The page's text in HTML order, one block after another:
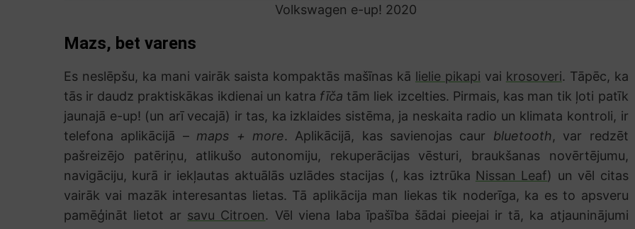
Volkswagen e-up! 2020
Mazs, bet varens
Es neslēpšu, ka mani vairāk saista kompaktās mašīnas kā lielie pikapi vai krosoveri. Tāpēc, ka
tās ir daudz praktiskākas ikdienai un katra fīča tām liek izcelties. Pirmais, kas man tik ļoti patīk
jaunajā e-up! (un arī vecajā) ir tas, ka izklaides sistēma, ja neskaita radio un klimata kontroli, ir
telefona aplikācijā – maps + more. Aplikācijā, kas savienojas caur bluetooth, var redzēt
pašreizējo patēriņu, atlikušo autonomiju, rekuperācijas vēsturi, braukšanas novērtējumu,
navigāciju, kurā ir iekļautas aktuālās uzlādes stacijas (, kas iztrūka Nissan Leaf) un vēl citas
vairāk vai mazāk interesantas lietas. Tā aplikācija man liekas tik noderīga, ka es to apsveru
pamēģināt lietot ar savu Citroen. Vēl viena laba īpašība šādai pieejai ir tā, ka atjauninājumi